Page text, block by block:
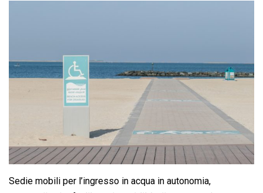
Sedie mobili per l’ingresso in acqua in autonomia,